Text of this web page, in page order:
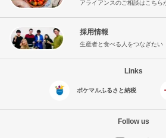
アライアンスのご相談はこちら
採用情報
生産者と食べる人をつなぎたい
Links
ポケマルふるさと納税
Follow us